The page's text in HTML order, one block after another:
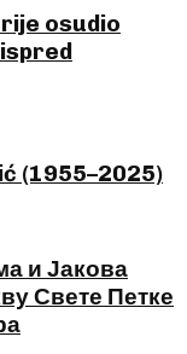
osudio
(1955–2025)
и Јакова
Свете Петке